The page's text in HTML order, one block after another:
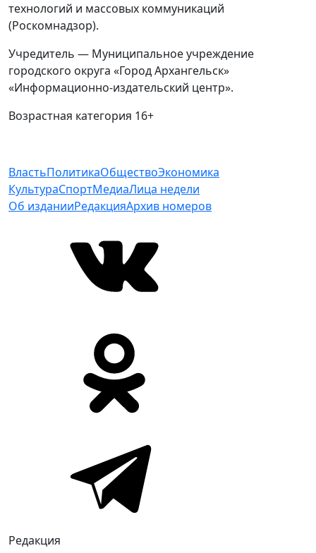
технологий и массовых коммуникаций
(Роскомнадзор).
Учредитель — Муниципальное учреждение
городского округа «Город Архангельск»
«Информационно-издательский центр».
Возрастная категория 16+
ВластьПолитикаОбществоЭкономика
КультураСпортМедиаЛица недели
Об изданииРедакцияАрхив номеров
Редакция